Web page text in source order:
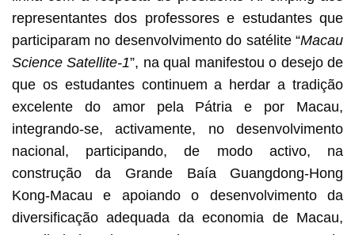
representantes dos professores e estudantes que
participaram no desenvolvimento do satélite “Macau
Science Satellite-1”, na qual manifestou o desejo de
que os estudantes continuem a herdar a tradição
excelente do amor pela Pátria e por Macau,
integrando-se, activamente, no desenvolvimento
nacional, participando, de modo activo, na
construção da Grande Baía Guangdong-Hong
Kong-Macau e apoiando o desenvolvimento da
diversificação adequada da economia de Macau,